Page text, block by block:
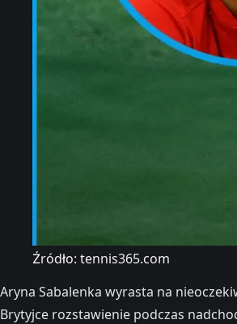
Źródło: tennis365.com
Aryna Sabalenka wyrasta na
Brytyjce rozstawienie podczas